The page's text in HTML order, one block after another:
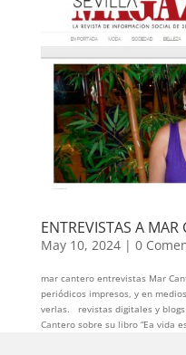
ENTREVISTAS A MAR
May 10, 2024| 0
mar cantero entrevistas Mar
periódicos impresos, y en
verlas. revistas digitales y blogs
Cantero sobre su libro “Ea vida